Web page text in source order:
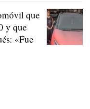
que
y que
«Fue